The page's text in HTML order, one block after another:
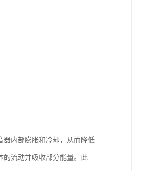
器内部膨胀和冷却，从而降低
的流动并吸收部分能量。此